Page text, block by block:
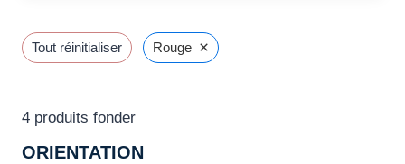
a
plusieurs
Tout réinitialiser Rouge ×
4 produits fonder
ORIENTATION